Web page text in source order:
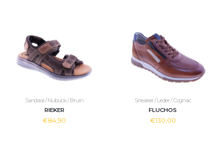
Sandaal / Nubuck / Bruin
RIEKER
€84,90
Sneaker / Leder / Cognac
FLUCHOS
€130,00